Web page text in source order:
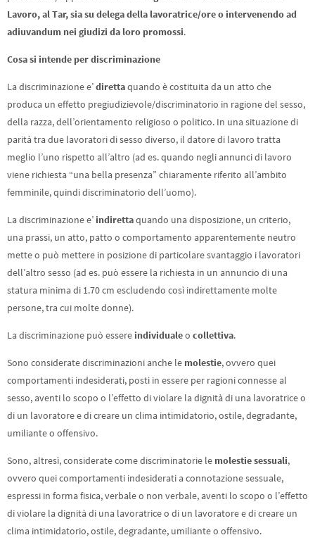
Lavoro, al Tar, sia su delega della lavoratrice/ore o intervenendo ad
adiuvandum nei giudizi da loro promossi.
Cosa si intende per discriminazione
La discriminazione e’direttaquando è costituita da un atto che
produca un effetto pregiudizievole/discriminatorio in ragione del sesso,
della razza, dell’orientamento religioso o politico. In una situazione di
parità tra due lavoratori di sesso diverso, il datore di lavoro tratta
meglio l’uno rispetto all’altro (ad es. quando negli annunci di lavoro
viene richiesta “una bella presenza” chiaramente riferito all’ambito
femminile, quindi discriminatorio dell’uomo).
La discriminazione e’ indirettaquando una disposizione, un criterio,
una prassi, un atto, patto o comportamento apparentemente neutro
mette o può mettere in posizione di particolare svantaggio i lavoratori
dell’altro sesso (ad es. può essere la richiesta in un annuncio di una
statura minima di 1.70 cm escludendo così indirettamente molte
persone, tra cui molte donne).
La discriminazione può essere individualeo collettiva.
Sono considerate discriminazioni anche le molestie, ovvero quei
comportamenti indesiderati, posti in essere per ragioni connesse al
sesso, aventi lo scopo o l’effetto di violare la dignità di una lavoratrice o
di un lavoratore e di creare un clima intimidatorio, ostile, degradante,
umiliante o offensivo.
Sono, altresì, considerate come discriminatorie le molestie sessuali,
ovvero quei comportamenti indesiderati a connotazione sessuale,
espressi in forma fisica, verbale o non verbale, aventi lo scopo o l’effetto
di violare la dignità di una lavoratrice o di un lavoratore e di creare un
clima intimidatorio, ostile, degradante, umiliante o offensivo.